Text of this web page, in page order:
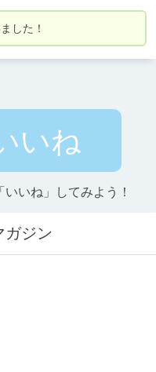
した！
いね
いね」してみよう！
ガジン